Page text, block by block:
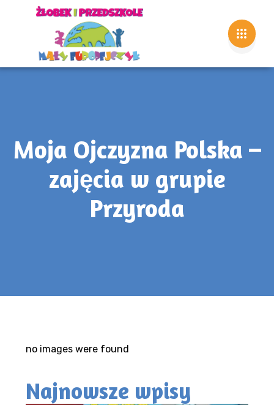
Moja Ojczyzna Polska –
zajęcia w grupie
Przyroda
no images were found
Najnowsze wpisy